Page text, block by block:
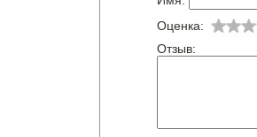
Оценка:
Отзыв: